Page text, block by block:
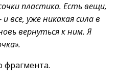
пластика. Есть вещи,
все, уже никакая сила в
вернуться к ним. Я
фрагмента.